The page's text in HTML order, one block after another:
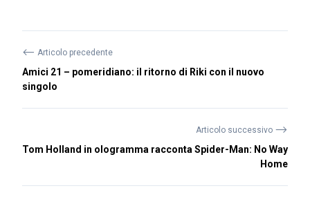
⟵ Articolo precedente
Amici 21 – pomeridiano: il ritorno di Riki con il nuovo
singolo
Articolo successivo ⟶
Tom Holland in ologramma racconta Spider-Man: No Way
Home